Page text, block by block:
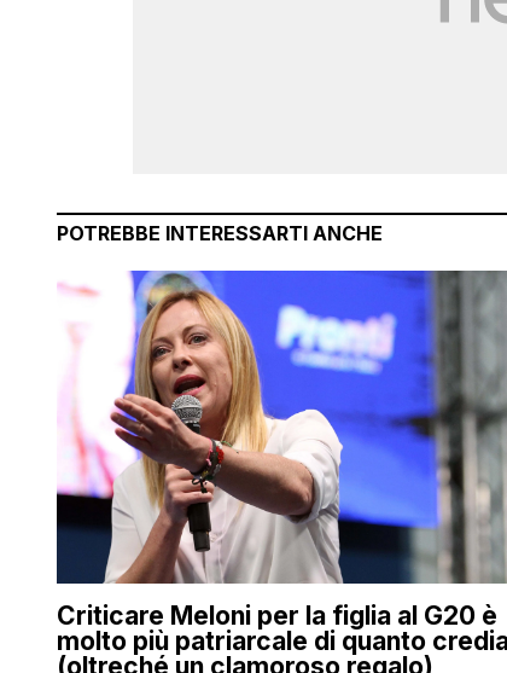
POTREBBE INTERESSARTI ANCHE
Criticare Meloni per la figlia al G20 è
molto più patriarcale di quanto
(oltreché un clamoroso regalo)